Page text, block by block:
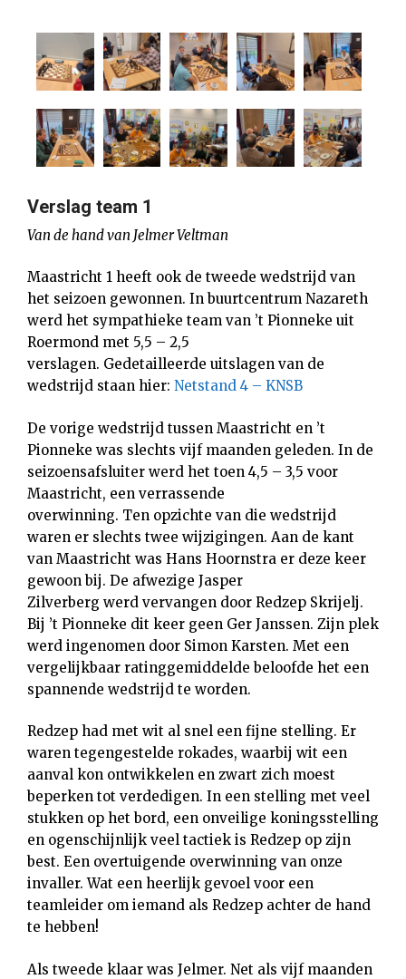
Verslag team 1
Van de hand van Jelmer Veltman
Maastricht 1 heeft ook de tweede wedstrijd van
het seizoen gewonnen. In buurtcentrum Nazareth
werd het sympathieke team van ’t Pionneke uit
Roermond met 5,5 – 2,5
verslagen. Gedetailleerde uitslagen van de
wedstrijd staan hier: Netstand 4 – KNSB
De vorige wedstrijd tussen Maastricht en ’t
Pionneke was slechts vijf maanden geleden. In de
seizoensafsluiter werd het toen 4,5 – 3,5 voor
Maastricht, een verrassende
overwinning. Ten opzichte van die wedstrijd
waren er slechts twee wijzigingen. Aan de kant
van Maastricht was Hans Hoornstra er deze keer
gewoon bij. De afwezige Jasper
Zilverberg werd vervangen door Redzep Skrijelj.
Bij ’t Pionneke dit keer geen Ger Janssen. Zijn plek
werd ingenomen door Simon Karsten. Met een
vergelijkbaar ratinggemiddelde beloofde het een
spannende wedstrijd te worden.
Redzep had met wit al snel een fijne stelling. Er
waren tegengestelde rokades, waarbij wit een
aanval kon ontwikkelen en zwart zich moest
beperken tot verdedigen. In een stelling met veel
stukken op het bord, een onveilige koningsstelling
en ogenschijnlijk veel tactiek is Redzep op zijn
best. Een overtuigende overwinning van onze
invaller. Wat een heerlijk gevoel voor een
teamleider om iemand als Redzep achter de hand
te hebben!
Als tweede klaar was Jelmer. Net als vijf maanden